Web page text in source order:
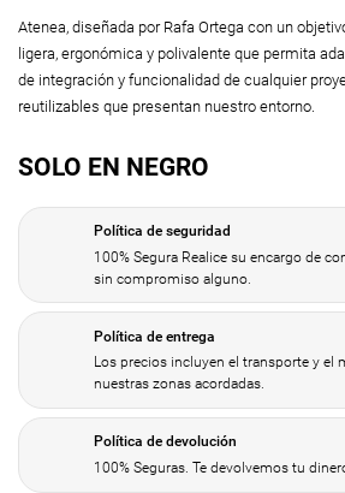
Atenea, diseñada por Rafa Ortega con un
ligera, ergonómica y polivalente que permita
de integración y funcionalidad de cualquier
reutilizables que presentan nuestro entorno.
SOLO EN NEGRO
Política de seguridad
100% Segura Realice su encargo de
sin compromiso alguno.
Política de entrega
Los precios incluyen el transporte y el
nuestras zonas acordadas.
Política de devolución
100% Seguras. Te devolvemos tu